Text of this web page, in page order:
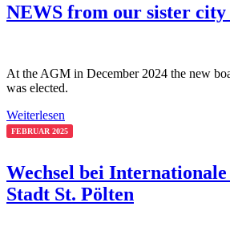
NEWS from our sister city
At the AGM in December 2024 the new
was elected.
Weiterlesen
FEBRUAR 2025
Wechsel bei
Stadt St. Pölten